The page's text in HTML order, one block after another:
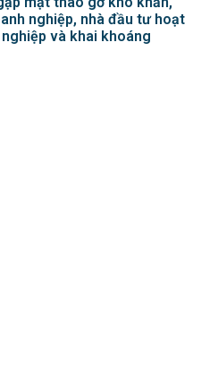
nghiệp, nhà đầu tư hoạt
và khai khoáng